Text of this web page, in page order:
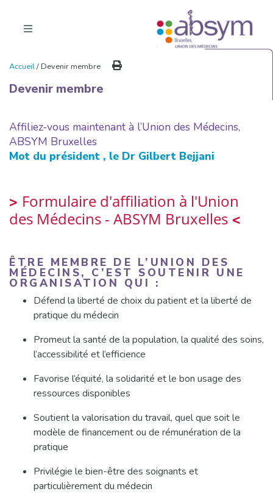
Accueil/ Devenir membre
Devenir membre
Affiliez-vous maintenant à l’Union des Médecins,
ABSYM Bruxelles
Mot du président , le Dr Gilbert Bejjani
> Formulaire d'affiliation à l'Union
des Médecins - ABSYM Bruxelles <
ÊTRE MEMBRE DE L’UNION DES
MÉDECINS, C’EST SOUTENIR UNE
ORGANISATION QUI :
Défend la liberté de choix du patient et la liberté de
pratique du médecin
Promeut la santé de la population, la qualité des soins,
l’accessibilité et l’efficience
Favorise l’équité, la solidarité et le bon usage des
ressources disponibles
Soutient la valorisation du travail, quel que soit le
modèle de financement ou de rémunération de la
pratique
Privilégie le bien-être des soignants et
particulièrement du médecin